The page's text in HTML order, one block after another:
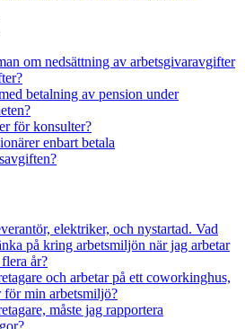
om nedsättning av arbetsgivaravgifter
betalning av pension under
för konsulter?
enbart betala
elektriker, och nystartad. Vad
på kring arbetsmiljön när jag arbetar
år?
och arbetar på ett coworkinghus,
för min arbetsmiljö?
måste jag rapportera